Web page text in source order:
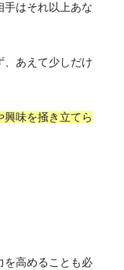
手はそれ以上あな
、あえて少しだけ
味を掻き立てら
を高めることも必